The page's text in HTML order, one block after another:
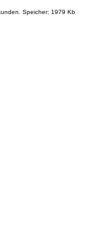
Speicher: 1979 Kb